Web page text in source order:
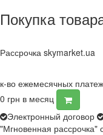
Покупка
Рассрочка skymarket.ua
к-во ежемесячных
0 грн в месяц
Электронный договор
"Мгновенная рассрочка"